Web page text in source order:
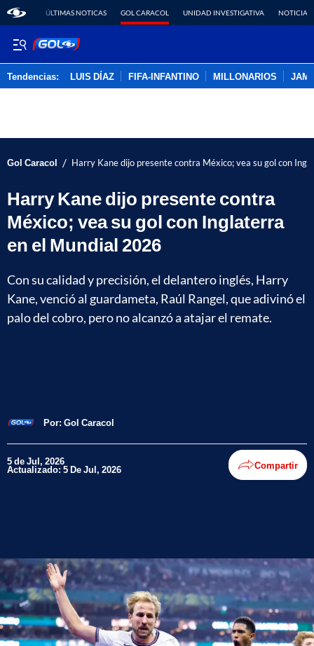
ÚLTIMAS NOTICAS GOL CARACOL UNIDAD INVESTIGATIVA NOTICIAS
Tendencias: LUIS DÍAZ FIFA-INFANTINO MILLONARIOS
Gol Caracol / Harry Kane dijo presente contra México; vea su gol con
Harry Kane dijo presente contra
México; vea su gol con Inglaterra
en el Mundial 2026
Con su calidad y precisión, el delantero inglés, Harry
Kane, venció al guardameta, Raúl Rangel, que adivinó el
palo del cobro, pero no alcanzó a atajar el remate.
Por: Gol Caracol
5 de Jul, 2026
Actualizado: 5 De Jul, 2026 Compartir